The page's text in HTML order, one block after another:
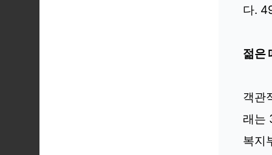
다.
젊은
객관
래는
복지